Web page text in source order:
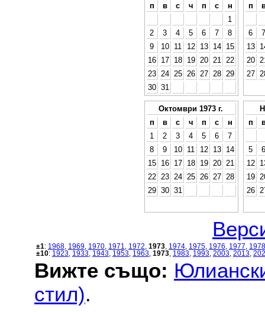
п
в с ч п с
н
1
2
3 4 5 6 7
8
9
10 11 12 13 14
15
16
17 18 19 20 21
22
23
24 25 26 27 28
29
30 31
п
6
7
13
20
27
Октомври 1973 г.
п
в с ч п с
н
1
2 3 4 5 6
7
8
9 10 11 12 13
14
15
16 17 18 19 20
21
22
23 24 25 26 27
28
29 30 31
п
5
6
12
19
26
±1: 1968 1969 1970 1971 1972 1973 1974 1975 1976 1977
1978
±10: 1923 1933 1943 1953 1963 1973 1983 1993 2003 2013
Вижте също:
стил).